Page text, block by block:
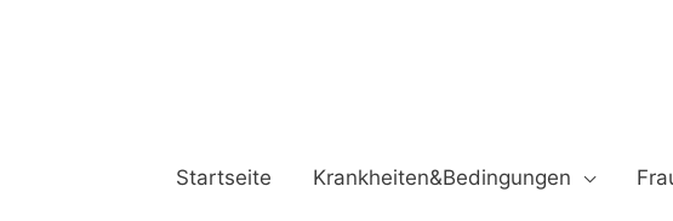
Startseite Krankheiten&Bedingungen